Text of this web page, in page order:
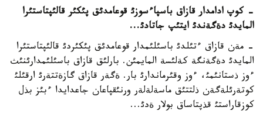
- كوپ ادامدار قازاق باسپاءسوزئ قوعامدئق پئكئر قالئپتاستئرا
المايدئ دةگةندئ ايتئپ جاتادئ...
- مةن قازاق ءتئلدئ باسئلئمدار قوعامدئق پئكئردئ قالئپتاستئرا
المايدئ دةگةنگة كةلئسة المايمئن. بارلئق قازاق باسئلئمدارئنئث
ءوز ذستانئمئ، ءوز وقئرماندارئ بار. ةگةر قازاق گازةتتةرئ ارقئلئ
كوتةرئلةگةن ذلتتئق ماسةلةلةر ورنئقپاعان جاعدايدا ءبئز بذل
كوزقاراستئ قذپتاساق بولار ةدئ...